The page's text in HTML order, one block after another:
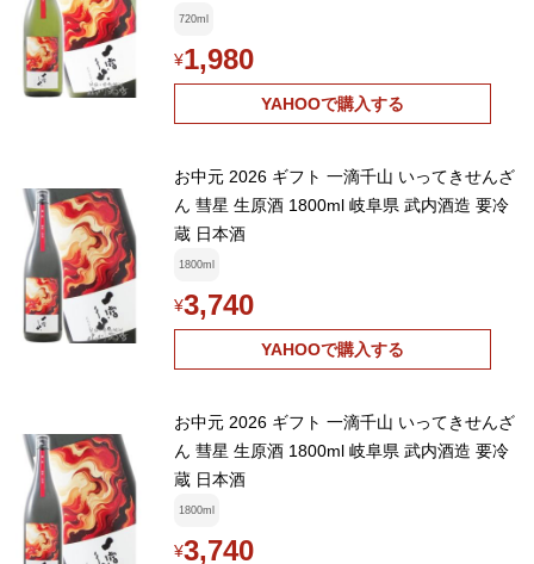
720ml
¥1,980
YAHOOで購入する
お中元 2026 ギフト 一滴千山 いってきせんざ
ん 彗星 生原酒 1800ml 岐阜県 武内酒造 要冷
蔵 日本酒
1800ml
¥3,740
YAHOOで購入する
お中元 2026 ギフト 一滴千山 いってきせんざ
ん 彗星 生原酒 1800ml 岐阜県 武内酒造 要冷
蔵 日本酒
1800ml
¥3,740